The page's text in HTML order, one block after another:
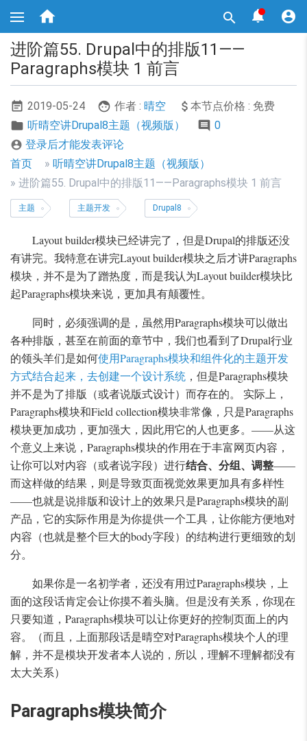
转
要
内
 


进阶篇55. Drupal中的排版11——
Paragraphs模块 1 前言
2019-05-24 作者 : 晴空
本节点价格 : 免费
听晴空讲Drupal8主题（视频版）
0
 登录后才能发表评论
面
包
屑
航
首页
听晴空讲Drupal8主题（视频版）
进阶篇55. Drupal中的排版11——Paragraphs模块 1 前言
主题 主题开发 Drupal8
Layout builder模块已经讲完了，但是Drupal的排版还没
有讲完。我特意在讲完Layout builder模块之后才讲Paragraphs
模块，并不是为了蹭热度，而是我认为Layout builder模块比
起Paragraphs模块来说，更加具有颠覆性。
同时，必须强调的是，虽然用Paragraphs模块可以做出
各种排版，甚至在前面的章节中，我们也看到了Drupal行业
的领头羊们是如何使用Paragraphs模块和组件化的主题开发
方式结合起来，去创建一个设计系统 ，但是Paragraphs模块
并不是为了排版（或者说版式设计）而存在的。 实际上，
Paragraphs模块和Field collection模块非常像，只是Paragraphs
模块更加成功，更加强大，因此用它的人也更多。——从这
个意义上来说，Paragraphs模块的作用在于丰富网页内容，
让你可以对内容（或者说字段）进行结合、分组、调整——
而这样做的结果，则是导致页面视觉效果更加具有多样性
——也就是说排版和设计上的效果只是Paragraphs模块的副
产品，它的实际作用是为你提供一个工具，让你能方便地对
内容（也就是整个巨大的body字段）的结构进行更细致的划
分。
如果你是一名初学者，还没有用过Paragraphs模块，上
面的这段话肯定会让你摸不着头脑。但是没有关系，你现在
只要知道，Paragraphs模块可以让你更好的控制页面上的内
容。（而且，上面那段话是晴空对Paragraphs模块个人的理
解，并不是模块开发者本人说的，所以，理解不理解都没有
太大关系）
Paragraphs模块简介